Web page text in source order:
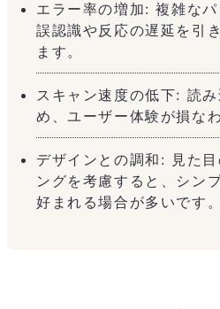
エラー率の増加: 複雑な
誤認識や反応の遅延を引
ます。
スキャン速度の低下: 読
め、ユーザー体験が損な
デザインとの調和: 見た
ングを考慮すると、シン
好まれる場合が多いです。